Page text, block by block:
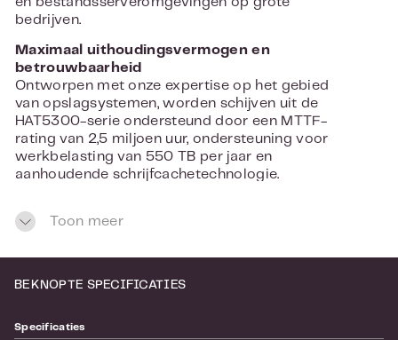
bedrijven.
Maximaal uithoudingsvermogen en
betrouwbaarheid
Ontworpen met onze expertise op het gebied
van opslagsystemen, worden schijven uit de
HAT5300-serie ondersteund door een MTTF-
rating van 2,5 miljoen uur, ondersteuning voor
werkbelasting van 550 TB per jaar en
aanhoudende schrijfcachetechnologie.
stresstests zorgen ervoor dat de HAT5300
belasting, met onze NAS- en IP SAN-serie.
gegevensbeschermingsoplossingen die op
vertrouwen vertrouwen op jouw gegevens
Toon meer
BEKNOPTE SPECIFICATIES
Specificaties